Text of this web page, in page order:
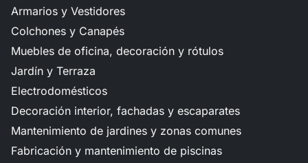
Armarios y Vestidores
Colchones y Canapés
Muebles de oficina, decoración y rótulos
Jardín y Terraza
Electrodomésticos
Decoración interior, fachadas y escaparates
Mantenimiento de jardines y zonas comunes
Fabricación y mantenimiento de piscinas